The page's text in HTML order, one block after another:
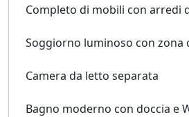
Completo di mobili con arredi
Soggiorno luminoso con zona
Camera da letto separata
Bagno moderno con doccia e